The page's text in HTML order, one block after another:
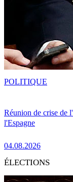
Réunion de crise de
l'Espagne
04.08.2026
POLITIQUE
ÉLECTIONS